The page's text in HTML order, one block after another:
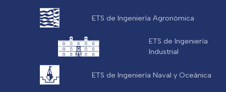
ETS de Ingeniería Agronómica
ETS de Ingeniería
Industrial
ETS de Ingeniería Naval y Oceánica